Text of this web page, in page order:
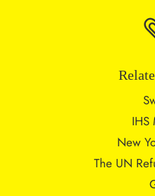
IHS
New
The UN